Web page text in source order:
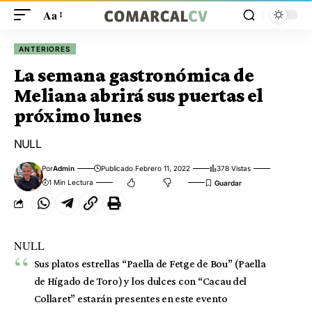
Aa
ANTERIORES
La semana gastronómica de
Meliana abrirá sus puertas el
próximo lunes
NULL
PorAdmin Publicado Febrero 11, 2022
378 Vistas
1 Min Lectura
NULL
Sus platos estrellas “Paella de Fetge de Bou” (Paella
de Hígado de Toro) y los dulces con “Cacau del
Collaret” estarán presentes en este evento